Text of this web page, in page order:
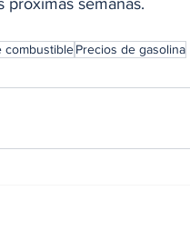
próximas semanas.
combustiblePrecios de gasolina